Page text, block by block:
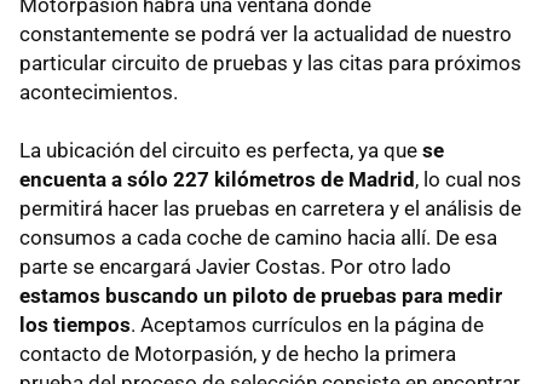
Motorpasión habrá una ventana dónde
constantemente se podrá ver la actualidad de nuestro
particular circuito de pruebas y las citas para próximos
acontecimientos.
La ubicación del circuito es perfecta, ya que se
encuenta a sólo 227 kilómetros de Madrid , lo cual nos
permitirá hacer las pruebas en carretera y el análisis de
consumos a cada coche de camino hacia allí. De esa
parte se encargará Javier Costas. Por otro lado
estamos buscando un piloto de pruebas para medir
los tiempos. Aceptamos currículos en la página de
contacto de Motorpasión, y de hecho la primera